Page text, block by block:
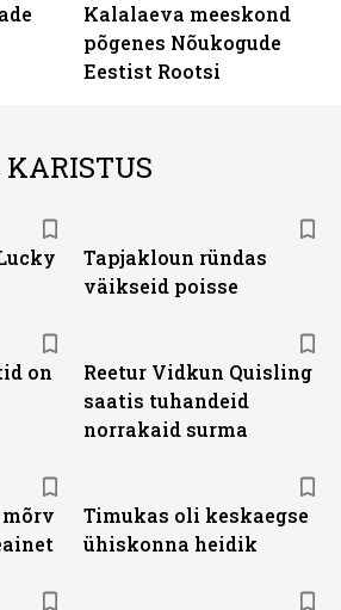
Kalalaeva meeskond
põgenes Nõukogude
Eestist Rootsi
Tapjakloun ründas
väikseid poisse
on
Reetur Vidkun Quisling
saatis tuhandeid
norrakaid surma
Timukas oli keskaegse
ühiskonna heidik